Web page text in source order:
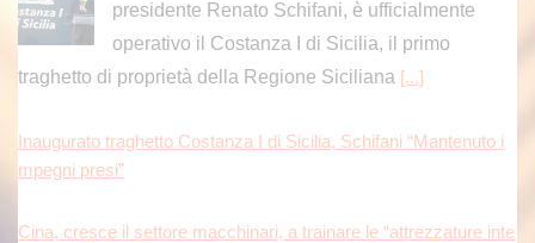
presidente Renato Schifani, è ufficialmente
operativo il Costanza I di Sicilia, il primo
traghetto di proprietà della Regione Siciliana [...]
Inaugurato traghetto Costanza I di Sicilia, Schifani “Mantenuto i
mpegni presi”
Cina, cresce il settore macchinari, a trainare le “attrezzature inte